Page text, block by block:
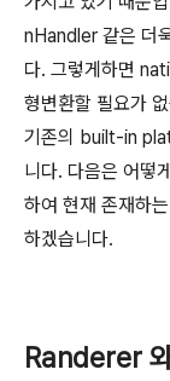
nHandler 같은 더
다. 그렇게하면
형변환할 필요가
기존의 built-in
니다. 다음은 어
하여 현재 존재하
하겠습니다.
Randerer